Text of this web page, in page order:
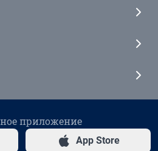
приложение
App Store